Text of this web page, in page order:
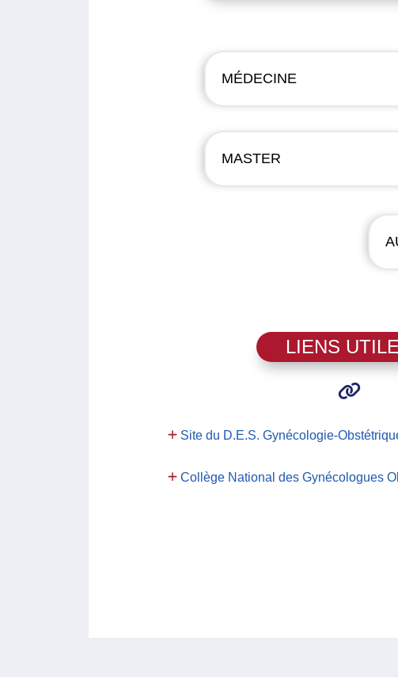
MÉDECINE
MASTER
LIENS
Site du D.E.S. Gynécologie-
Collège National des Gynécologues